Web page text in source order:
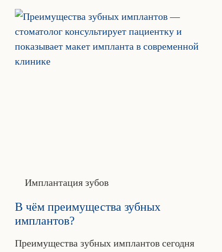
Имплантация зубов
В чём преимущества зубных
имплантов?
Преимущества зубных имплантов сегодня